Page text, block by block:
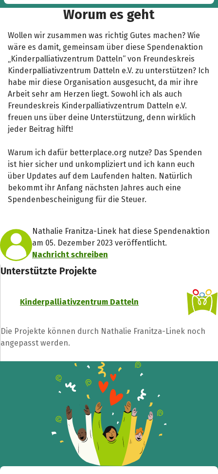
Worum es geht
Wollen wir zusammen was richtig Gutes machen? Wie
wäre es damit, gemeinsam über diese Spendenaktion
„Kinderpalliativzentrum Datteln“ von Freundeskreis
Kinderpalliativzentrum Datteln e.V. zu unterstützen? Ich
habe mir diese Organisation ausgesucht, da mir ihre
Arbeit sehr am Herzen liegt. Sowohl ich als auch
Freundeskreis Kinderpalliativzentrum Datteln e.V.
freuen uns über deine Unterstützung, denn wirklich
jeder Beitrag hilft!
Warum ich dafür betterplace.org nutze? Das Spenden
ist hier sicher und unkompliziert und ich kann euch
über Updates auf dem Laufenden halten. Natürlich
bekommt ihr Anfang nächsten Jahres auch eine
Spendenbescheinigung für die Steuer.
Nathalie Franitza-Linek hat diese Spendenaktion
am 05. Dezember 2023 veröffentlicht.
Nachricht schreiben
Unterstützte Projekte
Kinderpalliativzentrum Datteln
Die Projekte können durch Nathalie Franitza-Linek noch
angepasst werden.